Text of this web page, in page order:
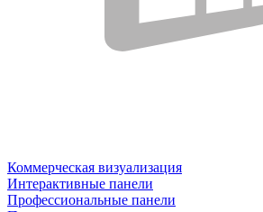
Коммерческая визуализация
Интерактивные панели
Профессиональные панели